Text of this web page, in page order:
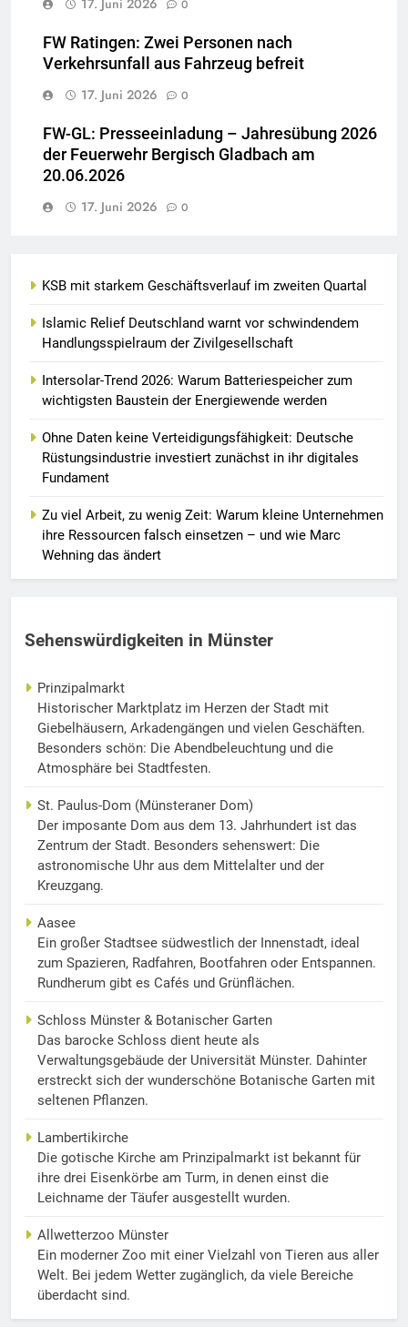
0
FW Ratingen: Zwei Personen nach
Verkehrsunfall aus Fahrzeug befreit
17. Juni 2026
0
FW-GL: Presseeinladung – Jahresübung 2026
der Feuerwehr Bergisch Gladbach am
20.06.2026
17. Juni 2026
0
KSB mit starkem Geschäftsverlauf im zweiten Quartal
Islamic Relief Deutschland warnt vor schwindendem
Handlungsspielraum der Zivilgesellschaft
Intersolar-Trend 2026: Warum Batteriespeicher zum
wichtigsten Baustein der Energiewende werden
Ohne Daten keine Verteidigungsfähigkeit: Deutsche
Rüstungsindustrie investiert zunächst in ihr digitales
Fundament
Zu viel Arbeit, zu wenig Zeit: Warum kleine Unternehmen
ihre Ressourcen falsch einsetzen – und wie Marc
Wehning das ändert
Sehenswürdigkeiten in Münster
Prinzipalmarkt
Historischer Marktplatz im Herzen der Stadt mit
Giebelhäusern, Arkadengängen und vielen Geschäften.
Besonders schön: Die Abendbeleuchtung und die
Atmosphäre bei Stadtfesten.
St. Paulus-Dom (Münsteraner Dom)
Der imposante Dom aus dem 13. Jahrhundert ist das
Zentrum der Stadt. Besonders sehenswert: Die
astronomische Uhr aus dem Mittelalter und der
Kreuzgang.
Aasee
Ein großer Stadtsee südwestlich der Innenstadt, ideal
zum Spazieren, Radfahren, Bootfahren oder Entspannen.
Rundherum gibt es Cafés und Grünflächen.
Schloss Münster & Botanischer Garten
Das barocke Schloss dient heute als
Verwaltungsgebäude der Universität Münster. Dahinter
erstreckt sich der wunderschöne Botanische Garten mit
seltenen Pflanzen.
Lambertikirche
Die gotische Kirche am Prinzipalmarkt ist bekannt für
ihre drei Eisenkörbe am Turm, in denen einst die
Leichname der Täufer ausgestellt wurden.
Allwetterzoo Münster
Ein moderner Zoo mit einer Vielzahl von Tieren aus aller
Welt. Bei jedem Wetter zugänglich, da viele Bereiche
überdacht sind.